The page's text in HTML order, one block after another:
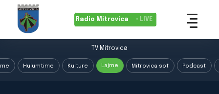
Radio Mitrovica • LIVE
TV Mitrovica
Hulumtime Kulture Lajme Mitrovica sot Podcast